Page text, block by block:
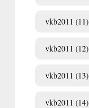
vkb2011 (11)
vkb2011 (12)
vkb2011 (13)
vkb2011 (14)